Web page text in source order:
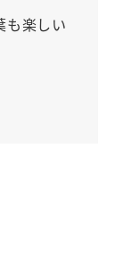
も楽しい